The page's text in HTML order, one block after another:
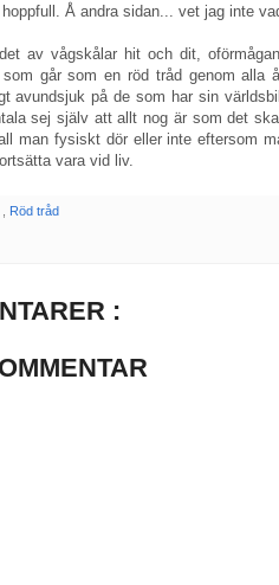
Å andra sidan... vet jag inte
av vågskålar hit och dit,
går som en röd tråd genom alla
avundsjuk på de som har sin
sej själv att allt nog är som det
man fysiskt dör eller inte eftersom
vara vid liv.
Röd tråd
: